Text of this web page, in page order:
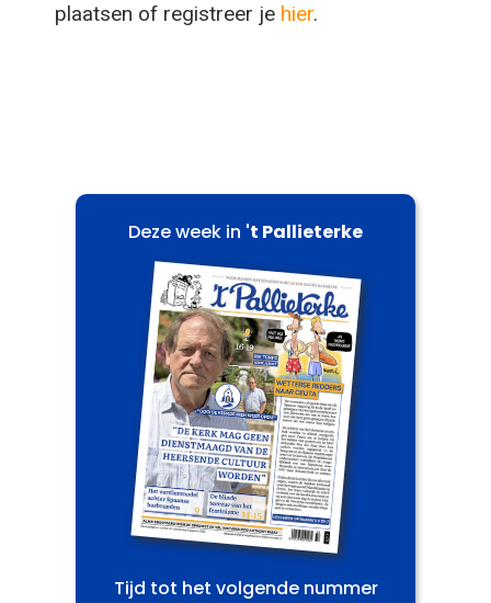
plaatsen of registreer je hier.
Deze week in 't Pallieterke
Tijd tot het volgende nummer